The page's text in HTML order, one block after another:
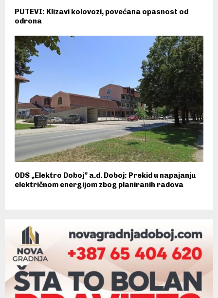
PUTEVI: Klizavi kolovozi, povećana opasnost od
odrona
ODS „Elektro Doboj” a.d. Doboj: Prekid u napajanju
električnom energijom zbog planiranih radova